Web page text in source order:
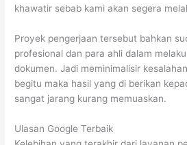
khawatir sebab kami akan segera
Proyek pengerjaan tersebut bahkan
profesional dan para ahli dalam
dokumen. Jadi meminimalisir
begitu maka hasil yang di berikan
sangat jarang kurang memuaskan.
Ulasan Google Terbaik